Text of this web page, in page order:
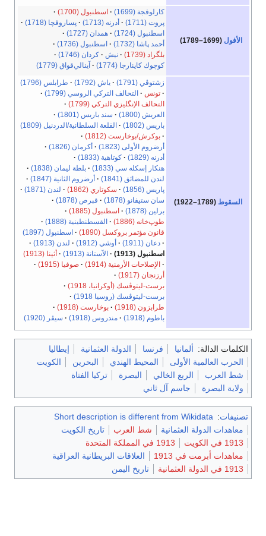
الأفول (1699–1789)
كارلوفجة (1699)
اسطنبول (1700)
پروت (1711)
أدرنه (1713)
پساروفچا (1718)
اسطنبول (1724)
همدان (1727)
أحمد پاشا (1732)
اسطنبول (1736)
بلگراد (1739)
نيش
كردان (1746)
كوچوك كاينارجا (1774)
آينالي‌قواق (1779)
السقوط (1789–1922)
زشتوڤي (1791) ياش (1792)
طرابلس (1796)
تونس
التحالف التركي الروسي (1799)
التحالف الإنگليزي التركي (1799)
العريش (1800)
سند باريس (1801)
باريس (1802)
القلعة السلطانية/الدردنيل (1809)
بوكرش/بوخارست (1812)
أرضروم الأولى (1823)
أكرمان (1826)
أدرنه (1829)
كوتاهية (1833)
هنكار إسكله سي (1833)
بلطة ليمان (1838)
لندن للمضائق (1841)
أرضروم الثانية (1847)
پاريس (1856)
سكوتاري (1862)
لندن (1871)
سان ستيفانو (1878)
قبرص (1878)
برلين (1878)
اسطنبول (1885)
طوپ‌خانه (1886)
القسطنطينية (1888)
قانون مؤتمر بروكسل (1890)
اسطنبول (1897)
دعان (1911)
أوشي (1912)
لندن (1913)
اسطنبول (1913)
الآستانة (1913)
أثينا (1913)
الإصلاحات الأرمنية (1914)
صوفيا (1915)
أرزنجان (1917)
برست-ليتوڤسك (أوكرانيا، 1918)
برست-ليتوڤسك (روسيا 1918)
طرابزون (1918)
بوخارست (1918)
باطوم (1918)
مندروس (1918) سيڤر (1920)
الكلمات الدالة: ألمانيا فرنسا الدولة العثمانية
إيطاليا
الحرب العالمية الأولى
المحيط الهندي البحرين
الكويت
شط العرب
الربع الخالي البصرة
تركيا الفتاة
ولاية البصرة
جاسم آل ثاني
تصنيفات:
Short description is different from Wikidata
معاهدات الدولة العثمانية
شط العرب
تاريخ الكويت
1913 في الكويت
1913 في المملكة المتحدة
معاهدات أبرمت في 1913
العلاقات البريطانية العراقية
1913 في الدولة العثمانية
تاريخ اليمن